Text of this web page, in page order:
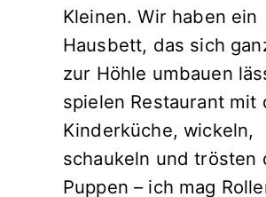
Kleinen. Wir haben ein
Hausbett, das sich
zur Höhle umbauen
spielen Restaurant mit
Kinderküche, wickeln,
schaukeln und trösten
Puppen – ich mag